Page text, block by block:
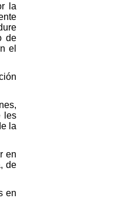
la
de
el
les
la
en
de
en